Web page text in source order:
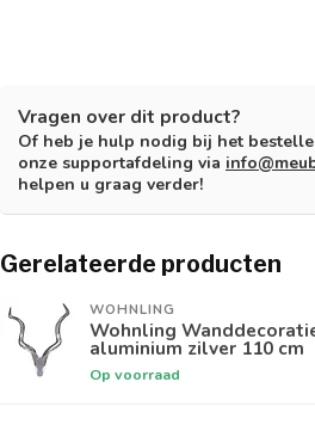
Vragen over dit product?
Of heb je hulp nodig bij het
onze supportafdeling via
helpen u graag verder!
Gerelateerde producten
WOHNLING
Wohnling
aluminium zilver 110 cm
Op voorraad